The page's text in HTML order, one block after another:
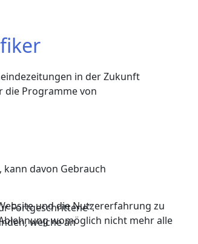
in der Zukunft
die Programme von
davon Gebrauch
Fortgeschrittene".
welche an
und die Nutzererfahrung zu
womöglich nicht mehr alle